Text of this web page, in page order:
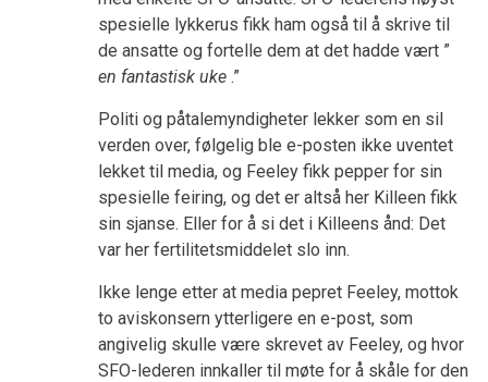
spesielle lykkerus fikk ham også til å skrive til
de ansatte og fortelle dem at det hadde vært ”
en fantastisk uke .”
Politi og påtalemyndigheter lekker som en sil
verden over, følgelig ble e-posten ikke uventet
lekket til media, og Feeley fikk pepper for sin
spesielle feiring, og det er altså her Killeen fikk
sin sjanse. Eller for å si det i Killeens ånd: Det
var her fertilitetsmiddelet slo inn.
Ikke lenge etter at media pepret Feeley, mottok
to aviskonsern ytterligere en e-post, som
angivelig skulle være skrevet av Feeley, og hvor
SFO-lederen innkaller til møte for å skåle for den